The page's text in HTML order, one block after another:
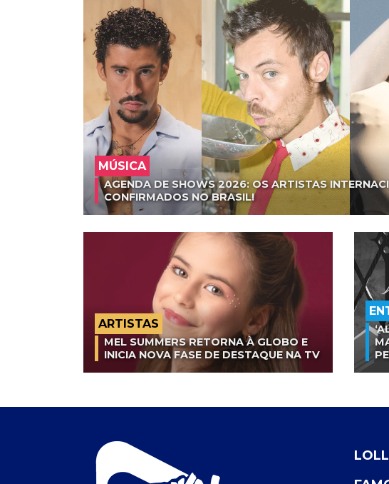
MÚSICA
AGENDA DE SHOWS 2026: OS ARTISTAS
CONFIRMADOS NO BRASIL!
ARTISTAS
MEL SUMMERS RETORNA À GLOBO E
INICIA NOVA FASE DE DESTAQUE NA TV